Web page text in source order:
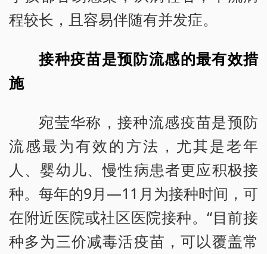
程较长，且容易伴随有并发症。
接种疫苗是预防流感的最有效措
施
宛莹华称，接种流感疫苗是预防
流感最为有效的方法，尤其是老年
人、婴幼儿、慢性病患者更应积极接
种。每年的9月—11月为接种时间，可
在附近医院或社区医院接种。“目前接
种多为三价减毒活疫苗，可以覆盖常